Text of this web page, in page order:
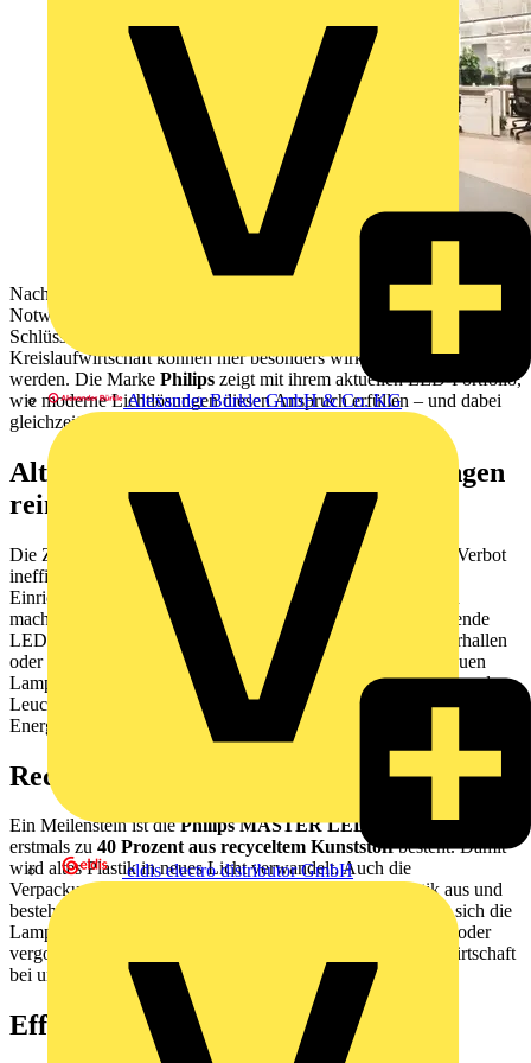
Alexander Bürkle GmbH & Co. KG
eldis electro distributor GmbH
Nachhaltigkeit ist längst kein Trend mehr, sondern eine
Notwendigkeit. Gerade im Bereich der Beleuchtung spielt sie eine
Schlüsselrolle: Energieeinsparung, Ressourcenschonung und
Kreislaufwirtschaft können hier besonders wirkungsvoll umgesetzt
werden. Die Marke Philips zeigt mit ihrem aktuellen LED-Portfolio,
wie moderne Lichtlösungen diesen Anspruch erfüllen – und dabei
gleichzeitig höchste Qualität und Flexibilität bieten.
Alte Technik raus, nachhaltige Lösungen
rein
Die Zeit der Leuchtstofflampen geht zu Ende. Mit dem EU-Verbot
ineffizienter Leuchtmittel sind Unternehmen und öffentliche
Einrichtungen gefordert, ihre Beleuchtung zukunftssicher zu
machen. Philips bietet für nahezu jede Anwendung die passende
LED-Alternative – von Büros über Schulen bis hin zu Lagerhallen
oder der Lebensmittelindustrie. Das Besondere: Viele der neuen
Lampen lassen sich
eins zu eins austauschen
, sodass bestehende
Leuchten weiterverwendet werden können. Das spart nicht nur
Energie, sondern vermeidet auch unnötigen Abfall.
Recycling wird zum Standard
Ein Meilenstein ist diePhilips MASTER LEDtube T8 , die
erstmals zu 40 Prozent aus recyceltem Kunststoffbesteht. Damit
wird altes Plastik in neues Licht verwandelt. Auch die
Verpackungen sind durchdacht: Sie kommen ohne Plastik aus und
bestehen zu 80 Prozent aus Recyclingpapier. Zudem lassen sich die
Lampen leicht demontieren und recyceln – ohne Klebstoffe oder
vergossene Treiber. Damit trägt Philips aktiv zur Kreislaufwirtschaft
bei und setzt neue Maßstäbe in der Branche.
Effizienz, die sich rechnet